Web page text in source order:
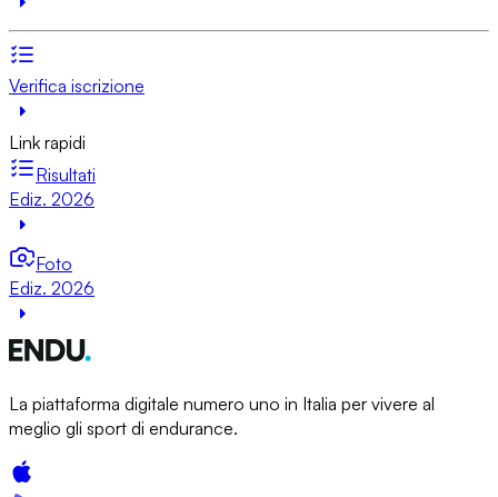
Verifica iscrizione
Link rapidi
Risultati
Ediz. 2026
Foto
Ediz. 2026
La piattaforma digitale numero uno in Italia per vivere al
meglio gli sport di endurance.